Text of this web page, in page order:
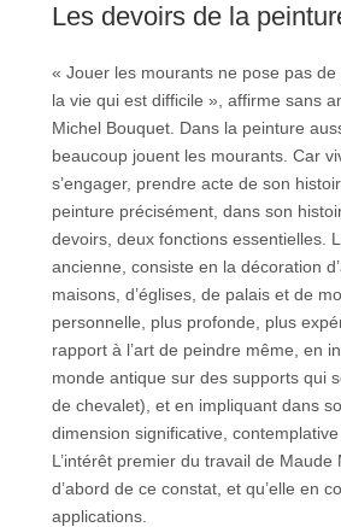
Les devoirs de la
« Jouer les mourants ne pose pas de
la vie qui est difficile », affirme sans
Michel Bouquet. Dans la peinture
beaucoup jouent les mourants. Car
s’engager, prendre acte de son
peinture précisément, dans son
devoirs, deux fonctions essentielles.
ancienne, consiste en la décoration
maisons, d’églises, de palais et de
personnelle, plus profonde, plus
rapport à l’art de peindre même, en
monde antique sur des supports qui
de chevalet), et en impliquant dans
dimension significative, contemplative
L’intérêt premier du travail de Maude
d’abord de ce constat, et qu’elle en
applications.